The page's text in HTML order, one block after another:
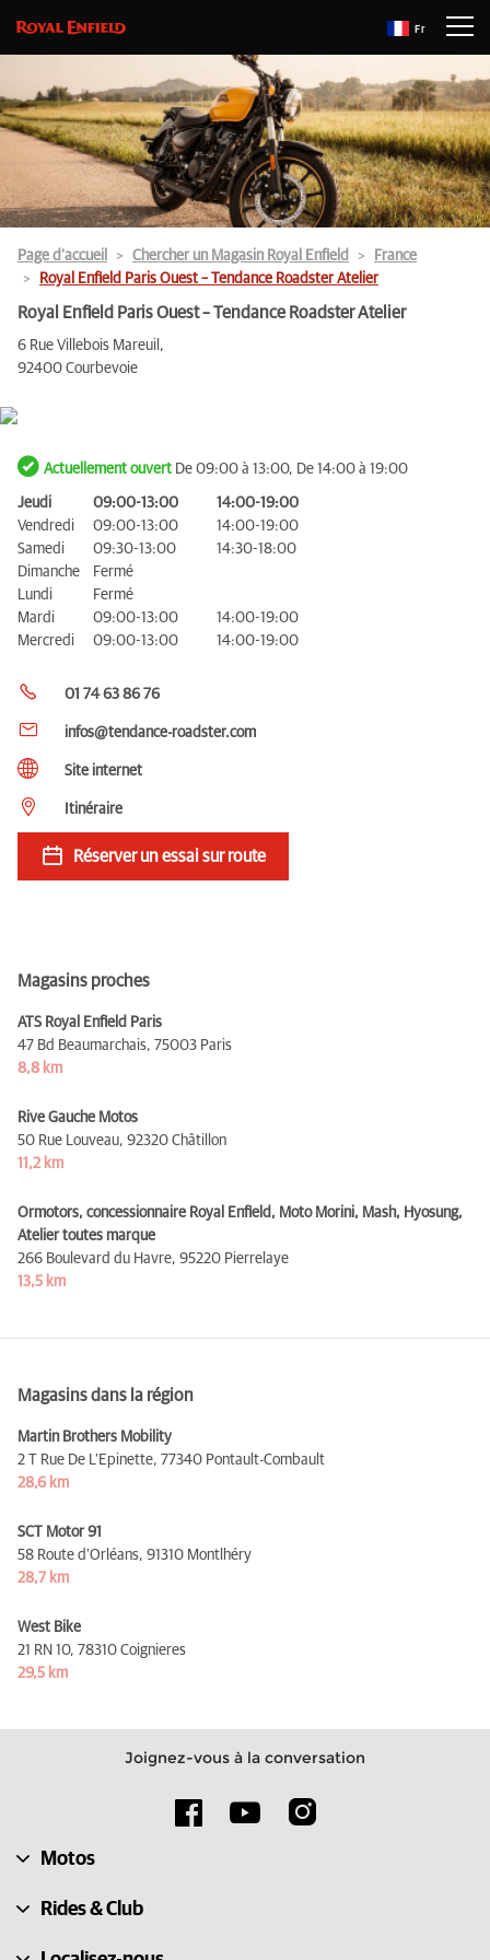
Fr
Page d’accueil Chercher un Magasin Royal Enfield
France
Royal Enfield Paris Ouest – Tendance Roadster Atelier
Royal Enfield Paris Ouest – Tendance Roadster Atelier
6 Rue Villebois Mareuil,
92400 Courbevoie
Actuellement ouvert De 09:00 à 13:00, De 14:00 à 19:00
Jeudi 09:00-13:00
14:00-19:00
Vendredi
09:00-13:00
14:00-19:00
Samedi
09:30-13:00
14:30-18:00
Dimanche
Fermé
Lundi
Fermé
Mardi
09:00-13:00
14:00-19:00
Mercredi
09:00-13:00 14:00-19:00
01 74 63 86 76
infos@tendance-roadster.com
Site internet
Itinéraire
Réserver un essai sur route
Magasins proches
ATS Royal Enfield Paris
47 Bd Beaumarchais, 75003 Paris
8,8 km
Rive Gauche Motos
50 Rue Louveau, 92320 Châtillon
11,2 km
Ormotors, concessionnaire Royal Enfield, Moto Morini, Mash, Hyosung,
Atelier toutes marque
266 Boulevard du Havre, 95220 Pierrelaye
13,5 km
Magasins dans la région
Martin Brothers Mobility
2 T Rue De L’Epinette, 77340 Pontault-Combault
28,6 km
SCT Motor 91
58 Route d'Orléans, 91310 Montlhéry
28,7 km
West Bike
21 RN 10, 78310 Coignieres
29,5 km
Joignez-vous à la conversation
Motos
Rides & Club